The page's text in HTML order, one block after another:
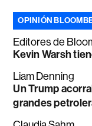
OPINIÓN
Editores de
Kevin Warsh
Liam Denning
Un Trump
grandes